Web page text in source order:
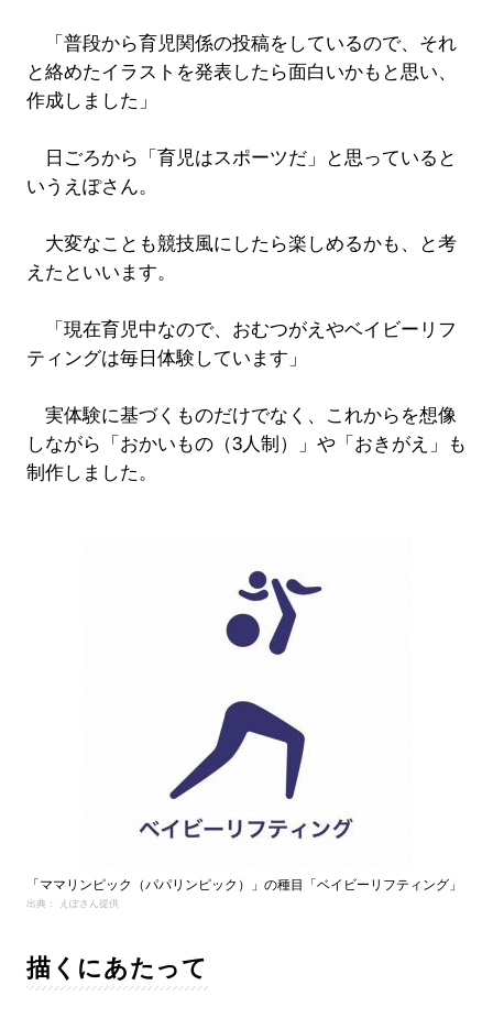
「普段から育児関係の投稿をしているので、それ
と絡めたイラストを発表したら面白いかもと思い、
作成しました」
日ごろから「育児はスポーツだ」と思っていると
いうえぽさん。
大変なことも競技風にしたら楽しめるかも、と考
えたといいます。
「現在育児中なので、おむつがえやベイビーリフ
ティングは毎日体験しています」
実体験に基づくものだけでなく、これからを想像
しながら「おかいもの（3人制）」や「おきがえ」も
制作しました。
「ママリンピック（パパリンピック）」の種目「ベイビーリフティング」
出典： えぽさん提供
描くにあたって